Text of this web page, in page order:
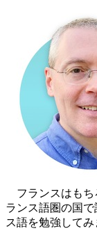
フランスはもち
ランス語圏の国
ス語を勉強して